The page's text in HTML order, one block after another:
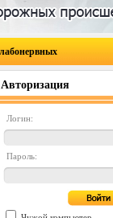
Авторизация
Логин:
Пароль: